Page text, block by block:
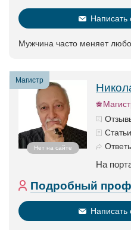
Мужчина часто меняет
Магистр
Нет на сайте
Статьи
На
Подробный